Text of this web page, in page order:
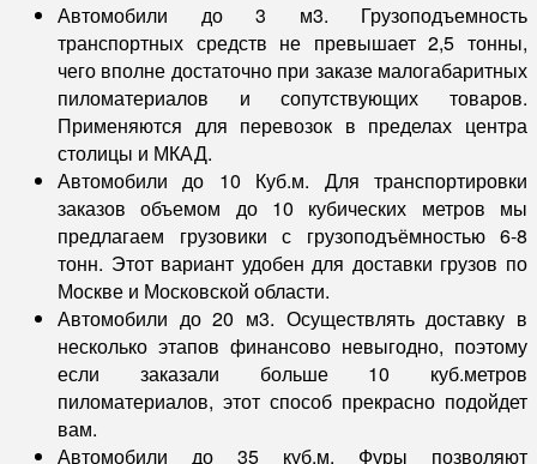
Автомобили до 3 м3. Грузоподъемность
транспортных средств не превышает 2,5 тонны,
чего вполне достаточно при заказе малогабаритных
пиломатериалов и сопутствующих товаров.
Применяются для перевозок в пределах центра
столицы и МКАД.
Автомобили до 10 Куб.м. Для транспортировки
заказов объемом до 10 кубических метров мы
предлагаем грузовики с грузоподъёмностью 6-8
тонн. Этот вариант удобен для доставки грузов по
Москве и Московской области.
Автомобили до 20 м3. Осуществлять доставку в
несколько этапов финансово невыгодно, поэтому
если заказали больше 10 куб.метров
пиломатериалов, этот способ прекрасно подойдет
вам.
Автомобили до 35 куб.м. Фуры позволяют